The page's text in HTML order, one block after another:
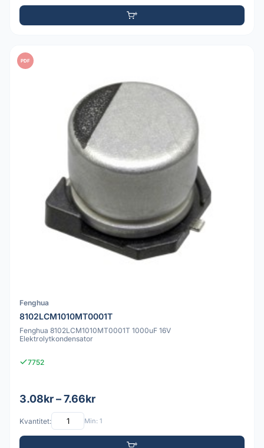
PDF
Fenghua
8102LCM1010MT0001T
Fenghua 8102LCM1010MT0001T 1000uF 16V
Elektrolytkondensator
7752
3.08kr – 7.66kr
Kvantitet: Min: 1